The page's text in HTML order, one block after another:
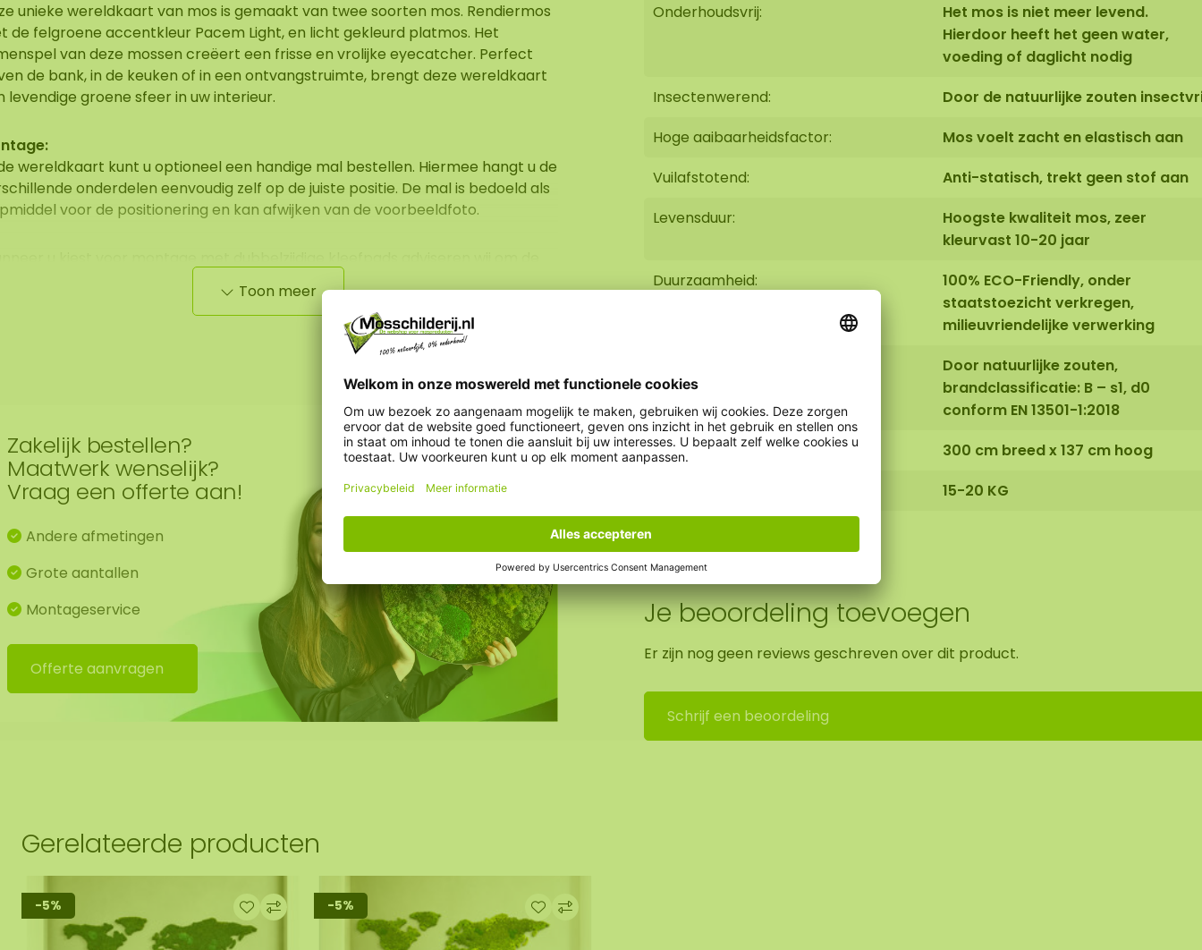
unieke wereldkaart van mos is gemaakt van twee soorten mos. Rendiermos
de felgroene accentkleur Pacem Light, en licht gekleurd platmos. Het
van deze mossen creëert een frisse en vrolijke eyecatcher. Perfect
de bank, in de keuken of in een ontvangstruimte, brengt deze wereldkaart
levendige groene sfeer in uw interieur.
wereldkaart kunt u optioneel een handige mal bestellen. Hiermee hangt u de
onderdelen eenvoudig zelf op de juiste positie. De mal is bedoeld als
voor de positionering en kan afwijken van de voorbeeldfoto.
niet garant voor de kleefkracht, hechting en het draaggewicht van de
kleefpads, aangezien dit afhankelijk is van de ondergrond, verwerking en
bieden ook de mogelijkheid om de mos wereldkaart door ons montageteam
laten hangen. Mocht dit wenselijk zijn geef dit aan bij het uitchecken. We
Toon meer
Zakelijk bestellen?
Maatwerk wenselijk?
Vraag een offerte aan!
Andere afmetingen
Grote aantallen
Montageservice
Offerte aanvragen
Onderhoudsvrij:
Het mos is niet meer levend.
Hierdoor heeft het geen water,
voeding of daglicht nodig
Insectenwerend:
Door de natuurlijke zouten
Hoge aaibaarheidsfactor:
Mos voelt zacht en elastisch aan
Vuilafstotend:
Anti-statisch, trekt geen stof aan
Levensduur:
Hoogste kwaliteit mos, zeer
kleurvast 10-20 jaar
Duurzaamheid:
100% ECO-Friendly, onder
staatstoezicht verkregen,
milieuvriendelijke verwerking
Door natuurlijke zouten,
brandclassificatie: B – s1, d0
conform EN 13501-1:2018
Afmeting:
300 cm breed x 137 cm hoog
15-20 KG
Je beoordeling toevoegen
Er zijn nog geen reviews geschreven over dit product.
Schrijf een beoordeling
Gerelateerde producten
-5% -5%